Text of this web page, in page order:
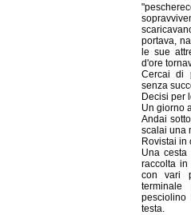
portava,
le sue
d'ore
Cercai di
senza
Decisi per
Un giorno
Andai
scalai una
Rovistai in
Una
raccolta
con vari
pesciolino
testa.